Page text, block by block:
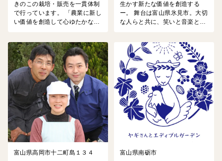
きのこの栽培・販売を一貫体制
で行っています。 「農業に新し
い価値を創造して心ゆたかな食
レイと元気を応援します。
生かす新たな価値を創造する
ー。 舞台は富山県氷見市。大切
な人らと共に、笑いと音楽と詩
県氷見市の中山間地域にて202
2年4月から新規就農（都市部&
非農家出身）し、命、資源、物
語を巡らせる循環型の農に取り
組んでいます。 氷見市の中山間
地域にて、お米（うるち米、古
代米各種）、野菜、果樹などを
栽培しています。...
富山県高岡市十二町島１３４ 富山県南砺市